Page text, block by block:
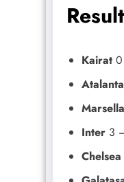
Kairat
Atalanta
Marsella
Inter 3
Chelsea